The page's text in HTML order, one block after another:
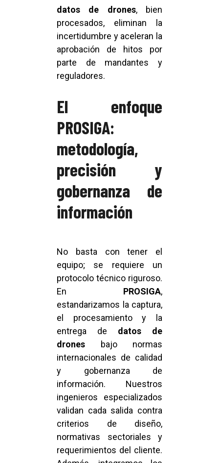
datos de drones, bien
procesados, eliminan la
incertidumbre y aceleran la
aprobación de hitos por
parte de mandantes y
reguladores.
El enfoque
PROSIGA:
metodología,
precisión y
gobernanza de
información
No basta con tener el
equipo; se requiere un
protocolo técnico riguroso.
En PROSIGA,
estandarizamos la captura,
el procesamiento y la
entrega de datos de
drones bajo normas
internacionales de calidad
y gobernanza de
información. Nuestros
ingenieros especializados
validan cada salida contra
criterios de diseño,
normativas sectoriales y
requerimientos del cliente.